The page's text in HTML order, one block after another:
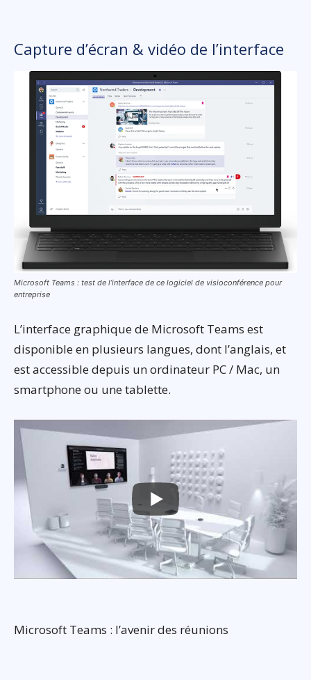
Capture d’écran & vidéo de l’interface
Microsoft Teams : test de l’interface de ce logiciel de visioconférence pour
entreprise
L’interface graphique de Microsoft Teams est
disponible en plusieurs langues, dont l’anglais, et
est accessible depuis un ordinateur PC / Mac, un
smartphone ou une tablette.
Microsoft Teams : l’avenir des réunions